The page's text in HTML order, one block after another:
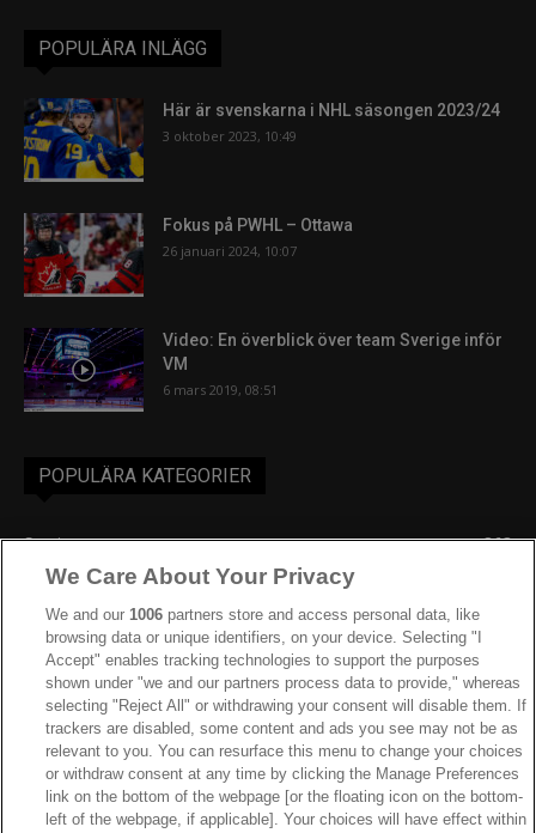
POPULÄRA INLÄGG
Här är svenskarna i NHL säsongen 2023/24
3 oktober 2023, 10:49
Fokus på PWHL – Ottawa
26 januari 2024, 10:07
Video: En överblick över team Sverige inför
VM
6 mars 2019, 08:51
POPULÄRA KATEGORIER
Sverige
863
Ishockey-VM
IIHF
JVM
Kanada
205
Dam VM
187
Finland
181
Video
179
We Care About Your Privacy
We and our1006 partners store and access personal data, like
browsing data or unique identifiers, on your device. Selecting "I
Accept" enables tracking technologies to support the purposes
shown under "we and our partners process data to provide," whereas
selecting "Reject All" or withdrawing your consent will disable them. If
trackers are disabled, some content and ads you see may not be as
relevant to you. You can resurface this menu to change your choices
or withdraw consent at any time by clicking the Manage Preferences
link on the bottom of the webpage [or the floating icon on the bottom-
left of the webpage, if applicable]. Your choices will have effect within